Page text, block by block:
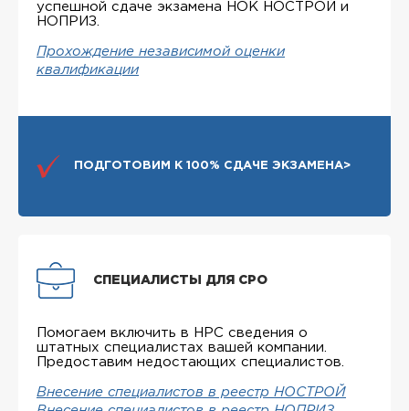
успешной сдаче экзамена НОК НОСТРОЙ и
НОПРИЗ.
Прохождение независимой оценки
квалификации
ПОДГОТОВИМ К 100% СДАЧЕ ЭКЗАМЕНА>
СПЕЦИАЛИСТЫ ДЛЯ СРО
Помогаем включить в НРС сведения о
штатных специалистах вашей компании.
Предоставим недостающих специалистов.
Внесение специалистов в реестр НОСТРОЙ